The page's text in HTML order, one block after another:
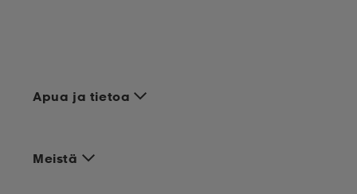
Apua ja tietoa
Meistä